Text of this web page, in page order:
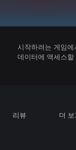
시작하려는 게임
데이터에 액세스할
리뷰 더 보